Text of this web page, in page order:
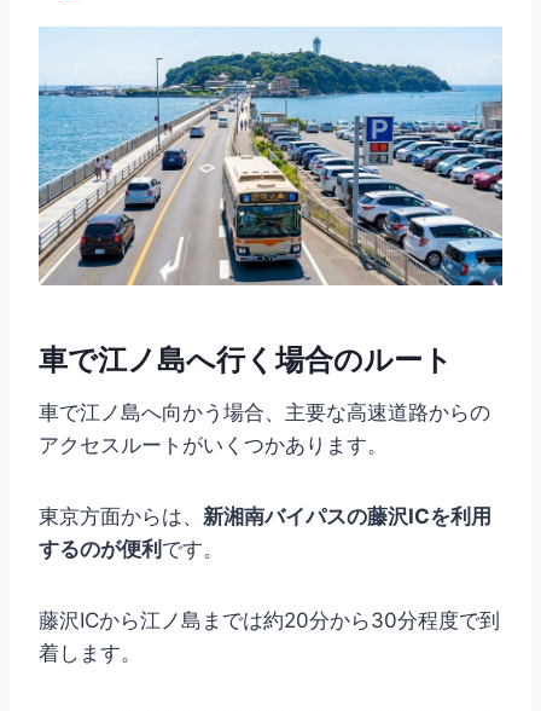
車で江ノ島へ行く場合のルート
車で江ノ島へ向かう場合、主要な高速道路からの
アクセスルートがいくつかあります。
東京方面からは、 新湘南バイパスの藤沢ICを利用
するのが便利 です。
藤沢ICから江ノ島までは約20分から30分程度で到
着します。